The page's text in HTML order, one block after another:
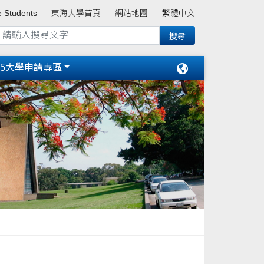
Students 東海大學首頁 網站地圖 繁體中文
大學申請專區